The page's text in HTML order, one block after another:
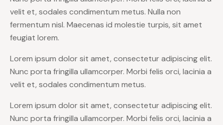
velit et, sodales condimentum metus. Nulla non
fermentum nisl. Maecenas id molestie turpis, sit amet
feugiat lorem.
Lorem ipsum dolor sit amet, consectetur adipiscing elit.
Nunc porta fringilla ullamcorper. Morbi felis orci, lacinia a
velit et, sodales condimentum metus.
Lorem ipsum dolor sit amet, consectetur adipiscing elit.
Nunc porta fringilla ullamcorper. Morbi felis orci, lacinia a